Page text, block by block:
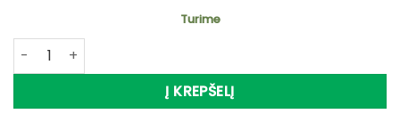
Turime
produkto kiekis: Super kaina 39eur Miegmaišis Šiltas
Į KREPŠELĮ